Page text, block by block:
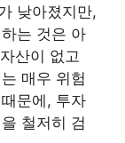
낮아졌지만,
는 것은 아
산이 없고
매우 위험
문에, 투자
철저히 검